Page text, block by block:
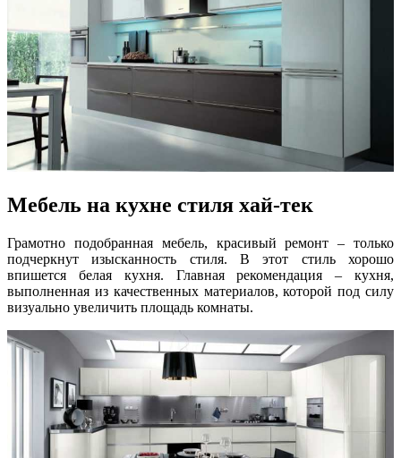
Мебель на кухне стиля хай-тек
Грамотно подобранная мебель, красивый ремонт – только
подчеркнут изысканность стиля. В этот стиль хорошо
впишется белая кухня. Главная рекомендация – кухня,
выполненная из качественных материалов, которой под силу
визуально увеличить площадь комнаты.